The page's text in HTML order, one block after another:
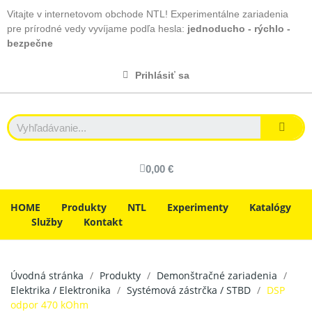
Vitajte v internetovom obchode NTL! Experimentálne zariadenia
pre prírodné vedy vyvíjame podľa hesla: jednoducho - rýchlo -
bezpečne
Prihlásiť sa
0,00 €
HOME Produkty NTL Experimenty
Katalógy
Služby
Kontakt
Úvodná stránka Produkty
Demonštračné zariadenia
Elektrika / Elektronika
Systémová zástrčka / STBD
DSP
odpor 470 kOhm